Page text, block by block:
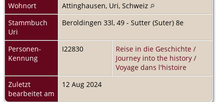
Wohnort
Attinghausen, Uri, Schweiz
Stammbuch
Uri
Beroldingen 33l, 49 - Sutter (Suter) 8e
Personen-
Kennung
I22830
Reise in die Geschichte /
Journey into the history /
Voyage dans l'histoire
Zuletzt
bearbeitet am
12 Aug 2024